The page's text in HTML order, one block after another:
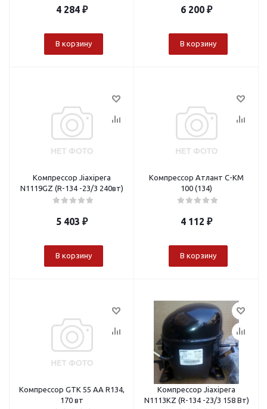
4 284 ₽
В корзину
6 200 ₽
В корзину
Компрессор Jiaxipera
N1119GZ (R-134 -23/3 240вт)
5 403 ₽
В корзину
Компрессор Атлант С-КМ
100 (134)
4 112 ₽
В корзину
Компрессор GTK 55 AA R134,
170 вт
Компрессор Jiaxipera
N1113KZ (R-134 -23/3 158 Вт)